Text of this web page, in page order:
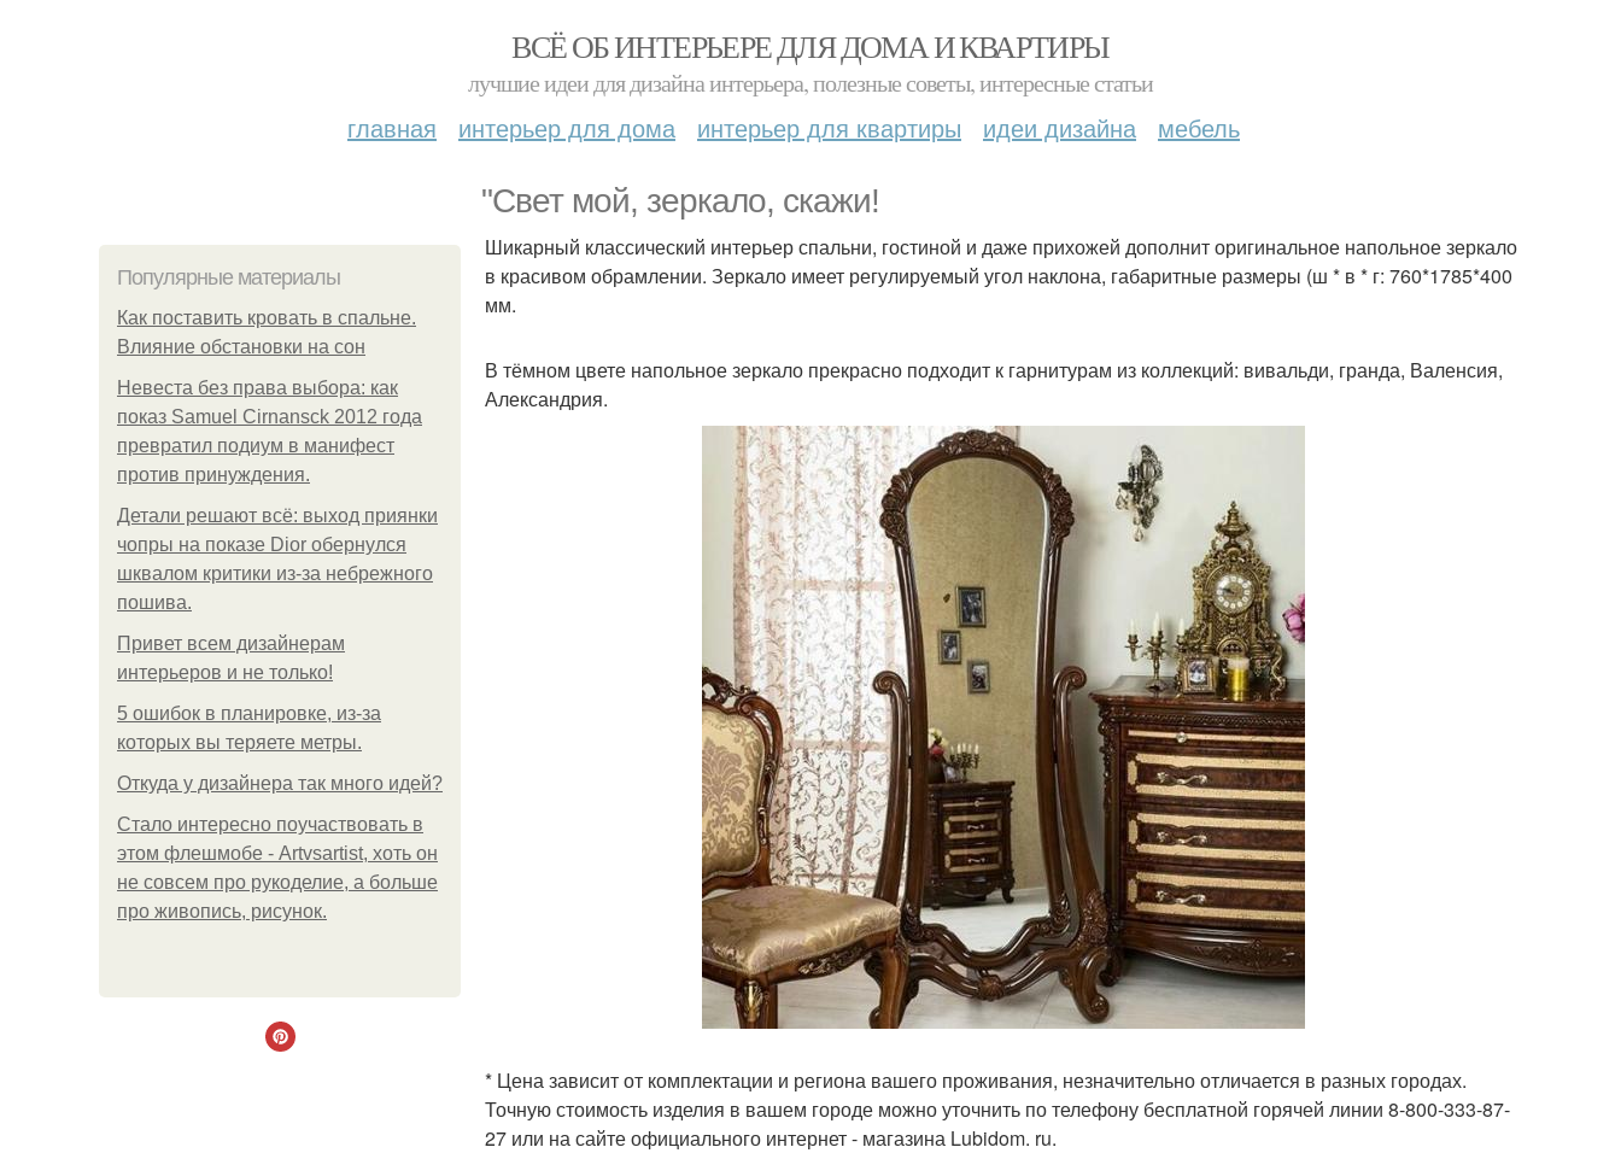
ВСЁ ОБ ИНТЕРЬЕРЕ ДЛЯ ДОМА И КВАРТИРЫ
лучшие идеи для дизайна интерьера, полезные советы, интересные статьи
главная интерьер для дома интерьер для квартиры идеи дизайна мебель
"Свет мой, зеркало, скажи!
Популярные материалы
Как поставить кровать в спальне.
Влияние обстановки на сон
Невеста без права выбора: как
показ Samuel Cirnansck 2012 года
превратил подиум в манифест
против принуждения.
Детали решают всё: выход приянки
чопры на показе Dior обернулся
шквалом критики из-за небрежного
пошива.
Привет всем дизайнерам
интерьеров и не только!
5 ошибок в планировке, из-за
которых вы теряете метры.
Откуда у дизайнера так много идей?
Стало интересно поучаствовать в
этом флешмобе - Artvsartist, хоть он
не совсем про рукоделие, а больше
про живопись, рисунок.
Шикарный классический интерьер спальни, гостиной и даже прихожей дополнит оригинальное напольное зеркало
в красивом обрамлении. Зеркало имеет регулируемый угол наклона, габаритные размеры (ш * в * г: 760*1785*400
мм.
В тёмном цвете напольное зеркало прекрасно подходит к гарнитурам из коллекций: вивальди, гранда, Валенсия,
Александрия.
* Цена зависит от комплектации и региона вашего проживания, незначительно отличается в разных городах.
Точную стоимость изделия в вашем городе можно уточнить по телефону бесплатной горячей линии 8-800-333-87-
27 или на сайте официального интернет - магазина Lubidom. ru.